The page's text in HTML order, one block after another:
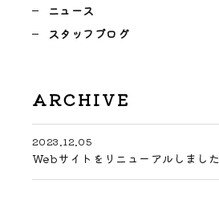
ニュース
スタッフブログ
ARCHIVE
2023.12.05
Webサイトをリニューアルしました